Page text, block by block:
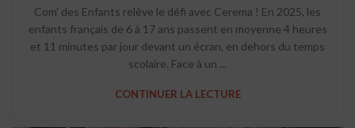
Com' des Enfants relève le défi avec Cerema ! En 2025, les
enfants français de 6 à 17 ans passent en moyenne 4 heures
et 11 minutes par jour devant un écran, en dehors du temps
scolaire. Face à un ...
CONTINUER LA LECTURE